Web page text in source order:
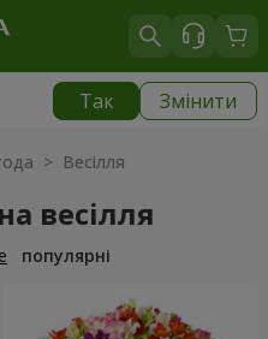
Так Змінити
> Весілля
весілля
популярні